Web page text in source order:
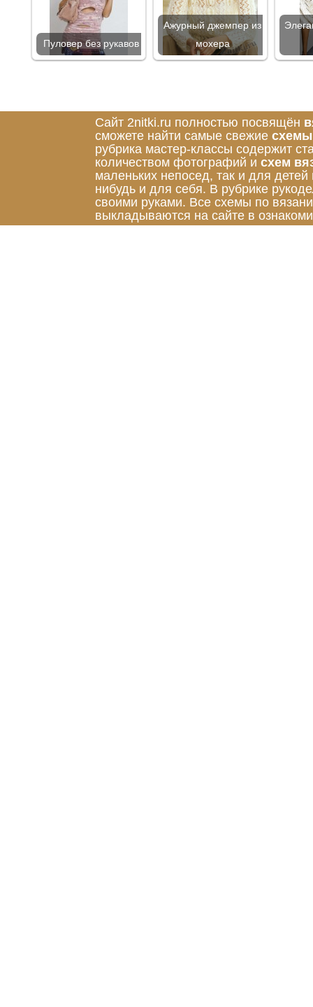
Пуловер без рукавов
Ажурный джемпер из
мохера
Сайт 2nitki.ru полностью посвящён
сможете найти самые свежие схемы
рубрика мастер-классы содержит
количеством фотографий и схем
маленьких непосед, так и для
нибудь и для себя. В рубрике
своими руками. Все схемы по
выкладываются на сайте в